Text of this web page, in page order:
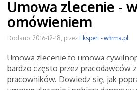
Umowa zlecenie -
omówieniem
Dodano: 2016-12-18, przez Ekspert - wfirma.pl
Umowa zlecenie to umowa
bardzo często przez pracodawców
pracowników. Dowiedz się, jak